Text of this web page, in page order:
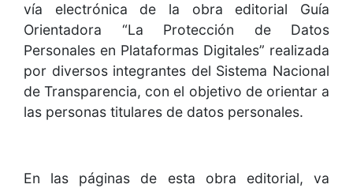
vía electrónica de la obra editorial Guía
Orientadora “La Protección de Datos
Personales en Plataformas Digitales” realizada
por diversos integrantes del Sistema Nacional
de Transparencia, con el objetivo de orientar a
las personas titulares de datos personales.
En las páginas de esta obra editorial, va